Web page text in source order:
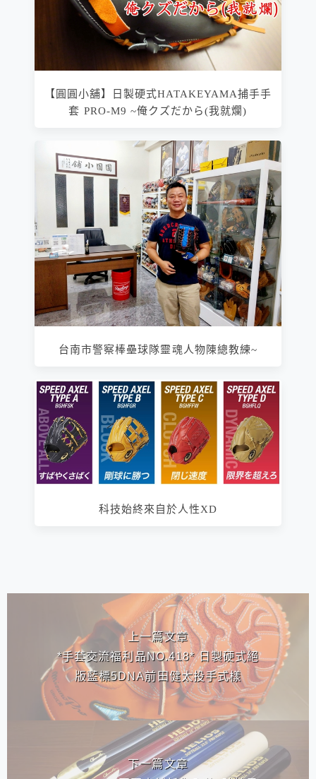
【圓圓小舖】日製硬式HATAKEYAMA捕手手
套 PRO-M9 ~俺クズだから(我就爛)
台南市警察棒壘球隊靈魂人物陳總教練~
科技始終來自於人性XD
上一篇文章
*手套交流福利品NO.418* 日製硬式絕
版藍標5DNA前田健太投手式樣
下一篇文章